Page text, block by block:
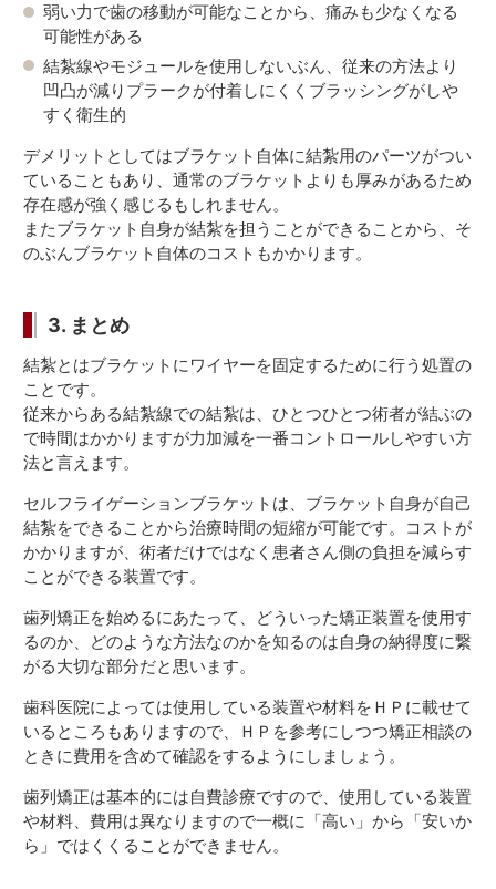
弱い力で歯の移動が可能なことから、痛みも少なくなる
可能性がある
結紮線やモジュールを使用しないぶん、従来の方法より
凹凸が減りプラークが付着しにくくブラッシングがしや
すく衛生的
デメリットとしてはブラケット自体に結紮用のパーツがつい
ていることもあり、通常のブラケットよりも厚みがあるため
存在感が強く感じるもしれません。
またブラケット自身が結紮を担うことができることから、そ
のぶんブラケット自体のコストもかかります。
3. まとめ
結紮とはブラケットにワイヤーを固定するために行う処置の
ことです。
従来からある結紮線での結紮は、ひとつひとつ術者が結ぶの
で時間はかかりますが力加減を一番コントロールしやすい方
法と言えます。
セルフライゲーションブラケットは、ブラケット自身が自己
結紮をできることから治療時間の短縮が可能です。コストが
かかりますが、術者だけではなく患者さん側の負担を減らす
ことができる装置です。
歯列矯正を始めるにあたって、どういった矯正装置を使用す
るのか、どのような方法なのかを知るのは自身の納得度に繋
がる大切な部分だと思います。
歯科医院によっては使用している装置や材料をＨＰに載せて
いるところもありますので、ＨＰを参考にしつつ矯正相談の
ときに費用を含めて確認をするようにしましょう。
歯列矯正は基本的には自費診療ですので、使用している装置
や材料、費用は異なりますので一概に「高い」から「安いか
ら」ではくくることができません。